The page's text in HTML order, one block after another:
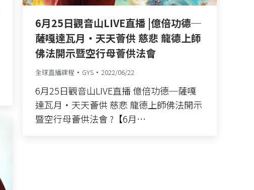
6月25日觀音山LIVE直播 |億倍功德─
薩嘎達瓦月‧天天薈供 慈悲 龍德上師
佛法開示暨空行母薈供法會
全球直播課程 GYS 2022/06/22
6月25日觀音山LIVE直播 億倍功德─薩嘎
達瓦月‧天天薈供 慈悲 龍德上師佛法開示
暨空行母薈供法會 ?【6月…